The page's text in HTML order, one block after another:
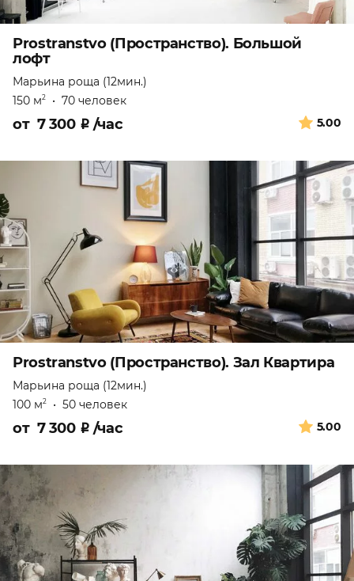
Prostranstvo (Пространство). Большой
лофт
Марьина роща (12мин.)
150 м2 • 70 человек
5.00
от 7 300 ₽ /час
Prostranstvo (Пространство). Зал Квартира
Марьина роща (12мин.)
100 м2 • 50 человек
5.00
от 7 300 ₽ /час